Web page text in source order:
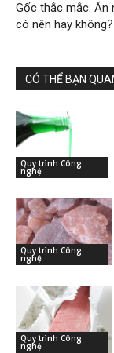
Gốc thắc mắc: Ăn
có nên hay không?
CÓ THỂ BẠN
Quy trình Công
nghệ
Quy trình Công
nghệ
Quy trình Công
nghệ